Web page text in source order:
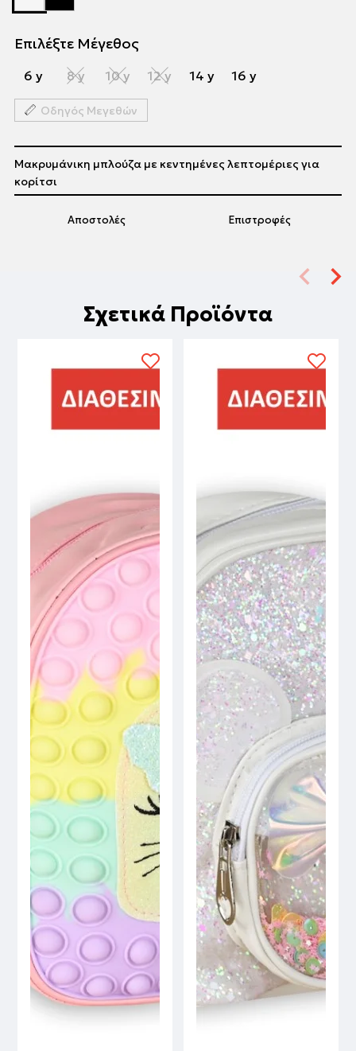
Επιλέξτε Μέγεθος
6 y 8 y 10 y 12 y 14 y 16 y
Οδηγός Μεγεθών
Αποστολές Επιστροφές
Μακρυμάνικη μπλούζα με κεντημένες λεπτομέριες για
κορίτσι
Σχετικά Προϊόντα